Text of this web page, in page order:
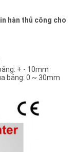
hàn thủ công cho
+ - 10mm
bảng: 0 ~ 30mm